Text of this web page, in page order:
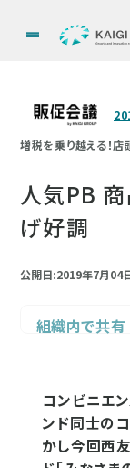
増税を乗り越える！
人気PB
げ好調
公開日:2019年7月04
組織内で共有
コンビニエ
ンド同士の
かし今回西